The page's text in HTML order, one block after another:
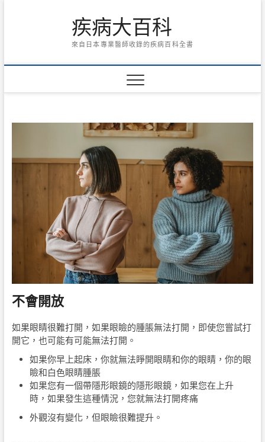
疾病大百科
來自日本專業醫師收錄的疾病百科全書
不會開放
如果眼睛很難打開，如果眼瞼的腫脹無法打開，即使您嘗試打
開它，也可能有可能無法打開。
如果你早上起床，你就無法睜開眼睛和你的眼睛，你的眼
瞼和白色眼睛腫脹
如果您有一個帶隱形眼鏡的隱形眼鏡，如果您在上升
時，如果發生這種情況，您就無法打開疼痛
外觀沒有變化，但眼瞼很難提升。